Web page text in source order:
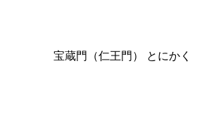
宝蔵門（仁王門） とにかく